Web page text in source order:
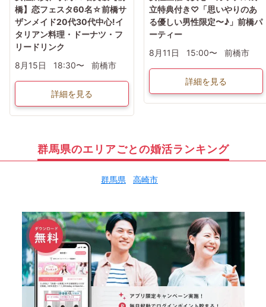
橋】恋フェスタ60名☆前橋サ
ザンメイド20代30代中心!イ
タリアン料理・ドーナツ・フ
リードリンク
8月15日
18:30〜 前橋市
詳細を見る
立特典付き♡「思いやりのあ
る優しい男性限定〜♪」前橋パ
ーティー
8月11日
15:00〜 前橋市
詳細を見る
群馬県のエリアごとの婚活ランキング
群馬県 高崎市